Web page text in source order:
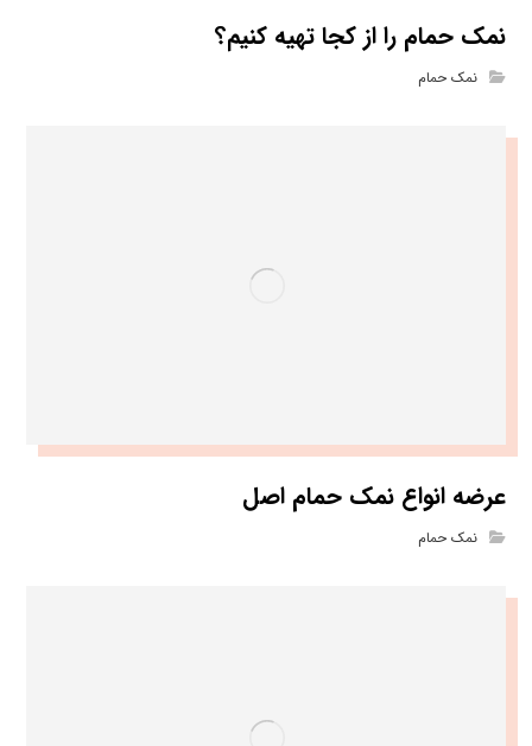
نمک حمام را از کجا تهیه کنیم؟
نمک حمام
عرضه انواع نمک حمام اصل
نمک حمام